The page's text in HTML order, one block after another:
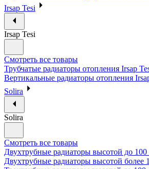
Irsap Tesi
Irsap Tesi
Смотреть все товары
Трубчатые радиаторы отопления Irsap
Вертикальные радиаторы отопления
Solira
Solira
Смотреть все товары
Двухтрубные радиаторы высотой до 100
Двухтрубные радиаторы высотой более